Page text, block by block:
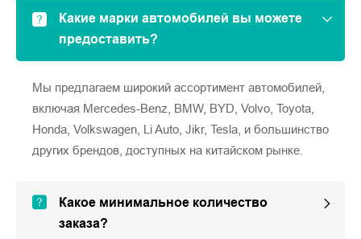
Какие марки автомобилей вы можете
предоставить?
Мы предлагаем широкий ассортимент автомобилей,
включая Mercedes-Benz, BMW, BYD, Volvo, Toyota,
Honda, Volkswagen, Li Auto, Jikr, Tesla, и большинство
других брендов, доступных на китайском рынке.
Какое минимальное количество
заказа?